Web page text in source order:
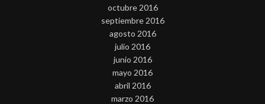
octubre 2016
septiembre 2016
agosto 2016
julio 2016
junio 2016
mayo 2016
abril 2016
marzo 2016